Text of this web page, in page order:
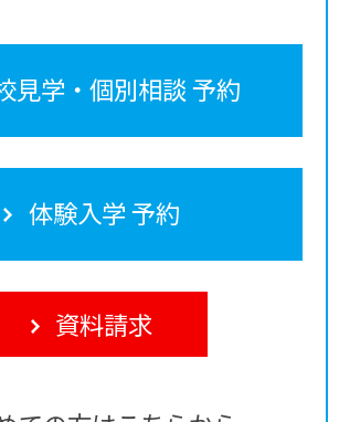
見学・個別相談 予約
体験入学 予約
資料請求